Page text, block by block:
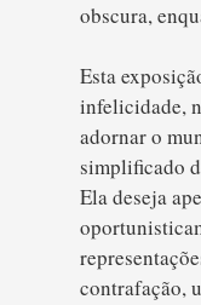
obscura,
Esta
infelicidade,
adornar o
simplificado
Ela deseja
contrafação,